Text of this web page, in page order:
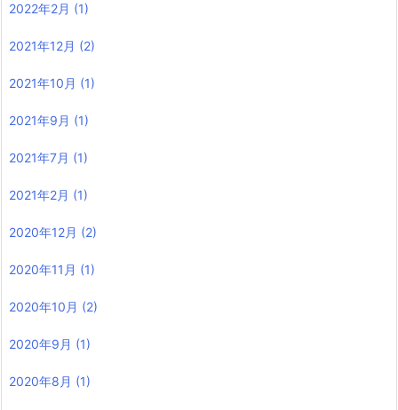
2022年2月 (1)
2021年12月 (2)
2021年10月 (1)
2021年9月 (1)
2021年7月 (1)
2021年2月 (1)
2020年12月 (2)
2020年11月 (1)
2020年10月 (2)
2020年9月 (1)
2020年8月 (1)